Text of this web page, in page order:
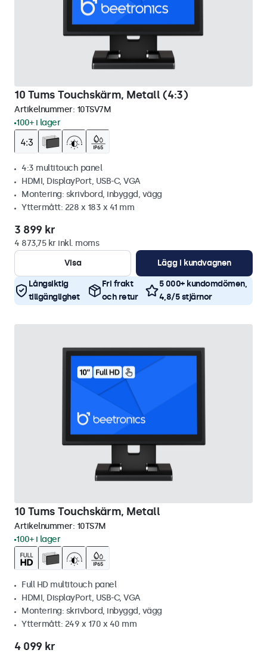
10 Tums Touchskärm, Metall (4:3)
Artikelnummer: 10TSV7M
100+ i lager
4:3 multitouch panel
HDMI, DisplayPort, USB-C, VGA
Montering: skrivbord, inbyggd, vägg
Yttermått: 228 x 183 x 41 mm
3 899 kr
4 873,75 kr inkl. moms
Visa
Lägg i kundvagnen
Långsiktig
tillgänglighet
Fri frakt
och retur
5 000+ kundomdömen,
4,8/5 stjärnor
10 Tums Touchskärm, Metall
Artikelnummer: 10TS7M
100+ i lager
Full HD multitouch panel
HDMI, DisplayPort, USB-C, VGA
Montering: skrivbord, inbyggd, vägg
Yttermått: 249 x 170 x 40 mm
4 099 kr